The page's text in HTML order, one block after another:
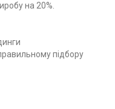
на 20%.
підбору